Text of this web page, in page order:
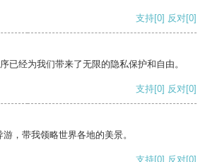
支持[0] 反对[0]
已经为我们带来了无限的隐私保护和自由。
支持[0] 反对[0]
，带我领略世界各地的美景。
支持[0] 反对[0]